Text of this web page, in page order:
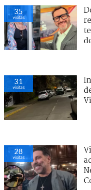
35
visitas
31
visitas
28
visitas